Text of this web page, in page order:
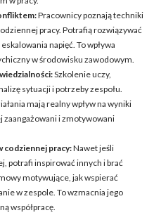
Pracownicy poznają techniki
pracy. Potrafią rozwiązywać
napięć. To wpływa
w środowisku zawodowym.
Szkolenie uczy,
sytuacji i potrzeby zespołu.
mają realny wpływ na wyniki
zaangażowani i zmotywowani
codziennej pracy:Nawet jeśli
potrafi inspirować innych i brać
motywujące, jak wspierać
w zespole. To wzmacnia jego
współpracę.